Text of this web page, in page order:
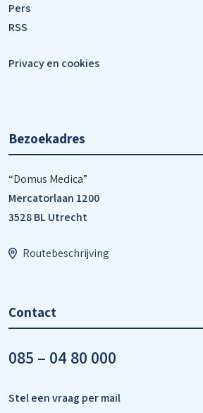
Pers
RSS
Privacy en cookies
Bezoekadres
“Domus Medica”
Mercatorlaan 1200
3528 BL Utrecht
Routebeschrijving
Contact
085 – 04 80 000
Stel een vraag per mail